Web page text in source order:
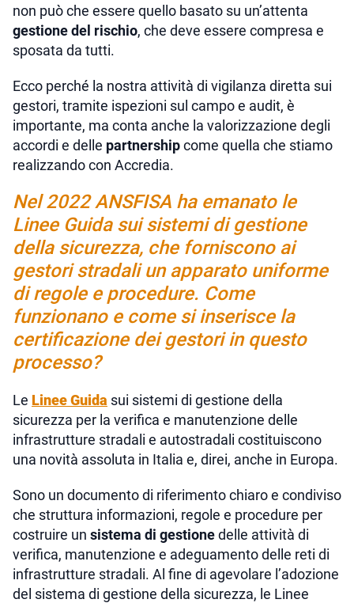
non può che essere quello basato su un’attenta
gestione del rischio, che deve essere compresa e
sposata da tutti.
Ecco perché la nostra attività di vigilanza diretta sui
gestori, tramite ispezioni sul campo e audit, è
importante, ma conta anche la valorizzazione degli
accordi e delle partnershipcome quella che stiamo
realizzando con Accredia.
Nel 2022 ANSFISA ha emanato le
Linee Guida sui sistemi di gestione
della sicurezza, che forniscono ai
gestori stradali un apparato uniforme
di regole e procedure. Come
funzionano e come si inserisce la
certificazione dei gestori in questo
processo?
Le Linee Guida sui sistemi di gestione della
sicurezza per la verifica e manutenzione delle
infrastrutture stradali e autostradali costituiscono
una novità assoluta in Italia e, direi, anche in Europa.
Sono un documento di riferimento chiaro e condiviso
che struttura informazioni, regole e procedure per
costruire un sistema di gestionedelle attività di
verifica, manutenzione e adeguamento delle reti di
infrastrutture stradali. Al fine di agevolare l’adozione
del sistema di gestione della sicurezza, le Linee